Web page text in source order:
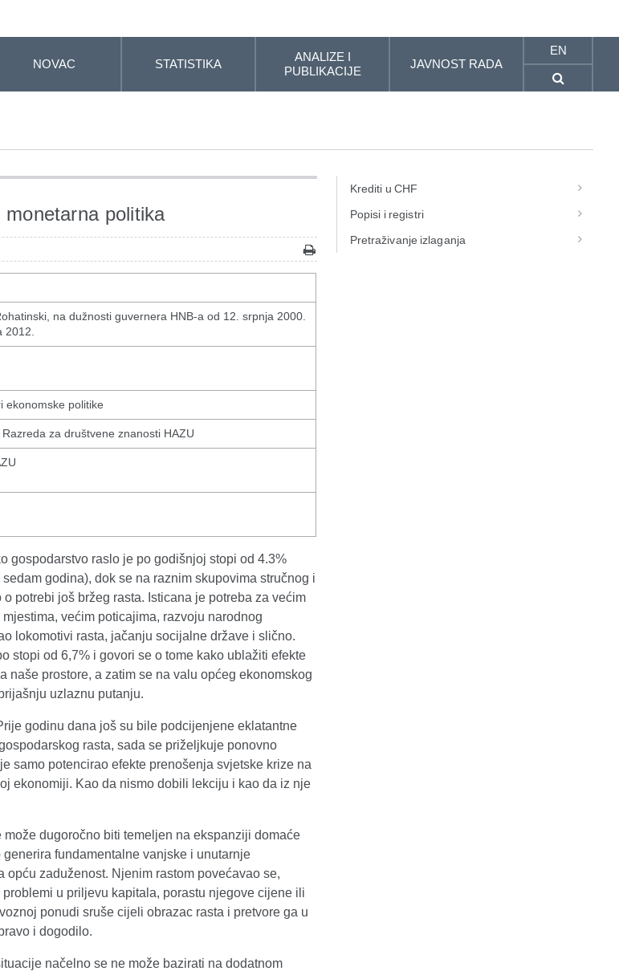
NOVAC STATISTIKA
ANALIZE I
PUBLIKACIJE
JAVNOST RADA
EN
politika
na dužnosti guvernera HNB-a od 12. srpnja 2000.
2012.
ekonomske politike
za društvene znanosti HAZU
gospodarstvo raslo je po godišnjoj stopi od 4.3%
godina), dok se na raznim skupovima stručnog i
potrebi još bržeg rasta. Isticana je potreba za većim
većim poticajima, razvoju narodnog
lokomotivi rasta, jačanju socijalne države i slično.
stopi od 6,7% i govori se o tome kako ublažiti efekte
naše prostore, a zatim se na valu općeg ekonomskog
uzlaznu putanju.
godinu dana još su bile podcijenjene eklatantne
rasta, sada se priželjkuje ponovno
samo potencirao efekte prenošenja svjetske krize na
ekonomiji. Kao da nismo dobili lekciju i kao da iz nje
može dugoročno biti temeljen na ekspanziji domaće
fundamentalne vanjske i unutarnje
opću zaduženost. Njenim rastom povećavao se,
u priljevu kapitala, porastu njegove cijene ili
ponudi sruše cijeli obrazac rasta i pretvore ga u
i dogodilo.
načelno se ne može bazirati na dodatnom
Krediti u CHF
Popisi i registri
Pretraživanje izlaganja